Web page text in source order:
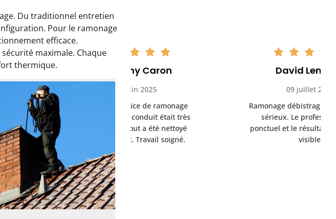
Du traditionnel entretien
Pour le ramonage
efficace.
maximale. Chaque
thermique.
Anthony Caron
14 juin 2025
Très bon service de ramonage
débistrage. Le conduit était très
encrassé et tout a été nettoyé
parfaitement. Travail soigné.
Ramonage débistrage effectué avec
sérieux. Le professionnel est
ponctuel et le résultat est vraiment